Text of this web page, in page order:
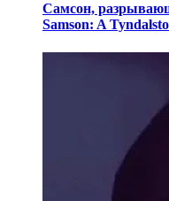
Самсон,
Samson: A